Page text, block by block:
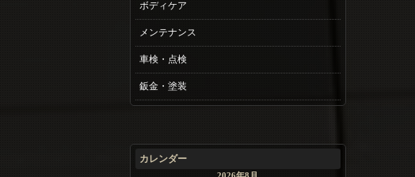
ボディケア
メンテナンス
車検・点検
鈑金・塗装
カレンダー